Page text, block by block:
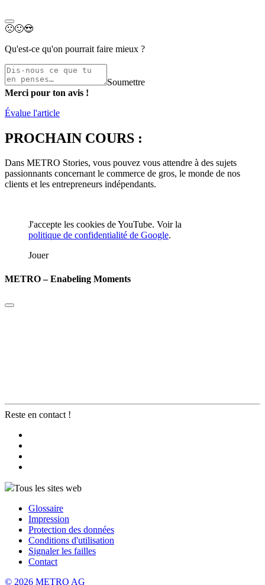
🙁🙂😍
Qu'est-ce qu'on pourrait faire mieux ?
Soumettre
Merci pour ton avis !
Évalue l'article
PROCHAIN COURS :
Dans METRO Stories, vous pouvez vous attendre à des sujets
passionnants concernant le commerce de gros, le monde de nos
clients et les entrepreneurs indépendants.
J'accepte les cookies de YouTube. Voir la
politique de confidentialité de Google.
Jouer
METRO – Enabeling Moments
Reste en contact !
Tous les sites web
Glossaire
Impression
Protection des données
Conditions d'utilisation
Signaler les failles
Contact
© 2026 METRO AG